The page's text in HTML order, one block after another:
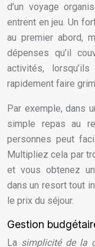
d’un voyage
entrent en jeu. Un
au premier abord,
dépenses qu’il
activités,
rapidement faire
Par exemple, dans
simple repas au
personnes peut
Multipliez cela par
et vous obtenez
dans un resort tout
le prix du séjour.
Gestion
La simplicité de la